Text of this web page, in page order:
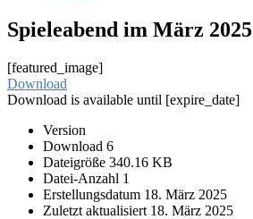
Spieleabend im März 2025
[featured_image]
Download
Download is available until [expire_date]
Version
Download 6
Dateigröße 340.16 KB
Datei-Anzahl 1
Erstellungsdatum 18. März 2025
Zuletzt aktualisiert 18. März 2025